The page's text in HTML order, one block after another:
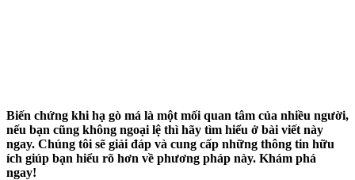
Biến chứng khi hạ gò má là một mối quan tâm của nhiều người,
nếu bạn cũng không ngoại lệ thì hãy tìm hiểu ở bài viết này
ngay. Chúng tôi sẽ giải đáp và cung cấp những thông tin hữu
ích giúp bạn hiểu rõ hơn về phương pháp này. Khám phá
ngay!